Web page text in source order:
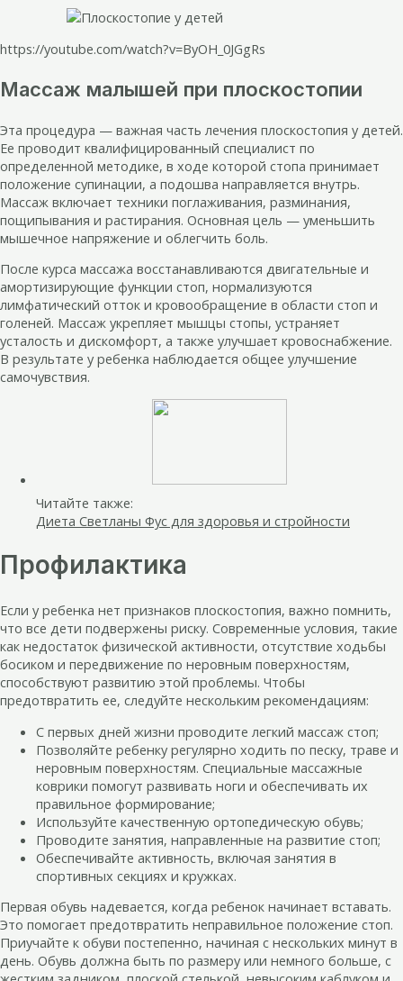
https://youtube.com/watch?v=ByOH_0JGgRs
Массаж малышей при плоскостопии
Эта процедура — важная часть лечения плоскостопия у детей.
Ее проводит квалифицированный специалист по
определенной методике, в ходе которой стопа принимает
положение супинации, а подошва направляется внутрь.
Массаж включает техники поглаживания, разминания,
пощипывания и растирания. Основная цель — уменьшить
мышечное напряжение и облегчить боль.
После курса массажа восстанавливаются двигательные и
амортизирующие функции стоп, нормализуются
лимфатический отток и кровообращение в области стоп и
голеней. Массаж укрепляет мышцы стопы, устраняет
усталость и дискомфорт, а также улучшает кровоснабжение.
В результате у ребенка наблюдается общее улучшение
самочувствия.
Читайте также:
Диета Светланы Фус для здоровья и стройности
Профилактика
Если у ребенка нет признаков плоскостопия, важно помнить,
что все дети подвержены риску. Современные условия, такие
как недостаток физической активности, отсутствие ходьбы
босиком и передвижение по неровным поверхностям,
способствуют развитию этой проблемы. Чтобы
предотвратить ее, следуйте нескольким рекомендациям:
С первых дней жизни проводите легкий массаж стоп;
Позволяйте ребенку регулярно ходить по песку, траве и
неровным поверхностям. Специальные массажные
коврики помогут развивать ноги и обеспечивать их
правильное формирование;
Используйте качественную ортопедическую обувь;
Проводите занятия, направленные на развитие стоп;
Обеспечивайте активность, включая занятия в
спортивных секциях и кружках.
Первая обувь надевается, когда ребенок начинает вставать.
Это помогает предотвратить неправильное положение стоп.
Приучайте к обуви постепенно, начиная с нескольких минут в
день. Обувь должна быть по размеру или немного больше, с